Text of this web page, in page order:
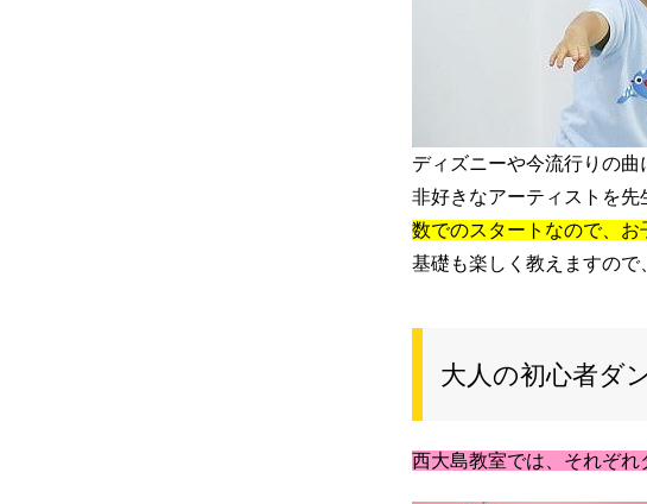
ディズニーや今流行りの
非好きなアーティストを先
数でのスタートなので、お
基礎も楽しく教えますので
大人の初心者ダ
西大島教室では、それぞれ